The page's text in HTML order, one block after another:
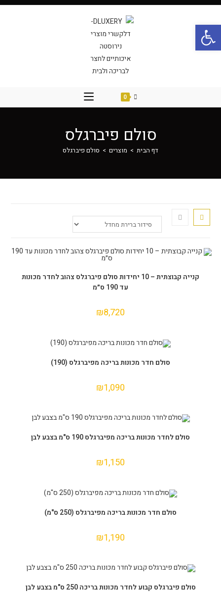
0
סולם פיברגלס
דף הבית > מוצרים > סולם פיברגלס
הוספה לסל
קנייה קבוצתית – 10 יחידות סולם פיברגלס צהוב לחדר מכונות
עד 190 ס״מ
₪8,720
סולם חדר מכונות בריכה מפיברגלס (190)
₪1,090
סולם לחדר מכונות בריכה מפיברגלס 190 ס"מ בצבע לבן
₪1,150
סולם חדר מכונות בריכה מפיברגלס (250 ס"מ)
₪1,190
סולם פיברגלס קבוע לחדר מכונות בריכה 250 ס"מ בצבע לבן
פתח סרגל נגישות